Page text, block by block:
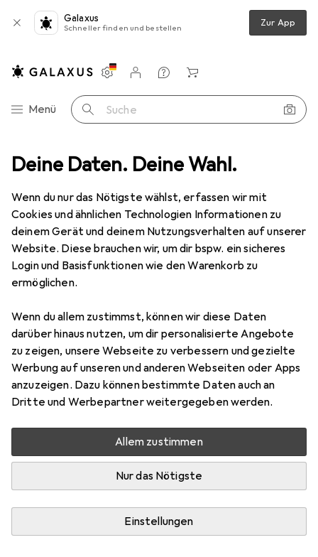
Deine Daten. Deine Wahl.
Wenn du nur das Nötigste wählst, erfassen wir mit
Cookies und ähnlichen Technologien Informationen zu
deinem Gerät und deinem Nutzungsverhalten auf unserer
Website. Diese brauchen wir, um dir bspw. ein sicheres
Login und Basisfunktionen wie den Warenkorb zu
ermöglichen.
Wenn du allem zustimmst, können wir diese Daten
darüber hinaus nutzen, um dir personalisierte Angebote
zu zeigen, unsere Webseite zu verbessern und gezielte
Werbung auf unseren und anderen Webseiten oder Apps
anzuzeigen. Dazu können bestimmte Daten auch an
Dritte und Werbepartner weitergegeben werden.
Allem zustimmen
Nur das Nötigste
Einstellungen
Galaxus
Schneller finden und bestellen Zur App
Navigation nach Kategorien
Menü Suche
Einstellungen
Kundenkonto
Vergleichslisten
Merklisten
Warenkorb
Lavoce SAN184.50 18" Subwoofer, Neodym, Alukorb
3 Bilder
LavoceSAN184.50 18" Subwoofer,
Neodym, Alukorb
1 Stk.
Preis in EUR inkl. MwSt.
EUR
624,34
Bewertungen Marke
Mehr von Lavoce
8 Stück an Lager beim Lieferanten
Benachrichtigen, wenn schneller verfügbar
Lieferort angeben für genaue Lieferzeit